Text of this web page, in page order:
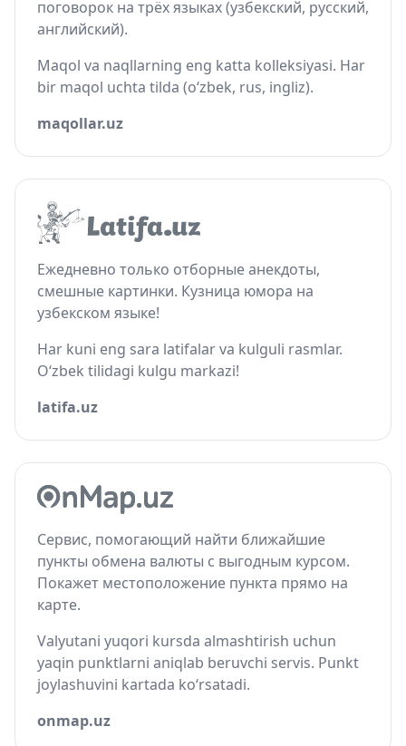
поговорок на трёх языках (узбекский, русский,
английский).
Maqol va naqllarning eng katta kolleksiyasi. Har
bir maqol uchta tilda (o‘zbek, rus, ingliz).
maqollar.uz
Ежедневно только отборные анекдоты,
смешные картинки. Кузница юмора на
узбекском языке!
Har kuni eng sara latifalar va kulguli rasmlar.
O‘zbek tilidagi kulgu markazi!
latifa.uz
Сервис, помогающий найти ближайшие
пункты обмена валюты с выгодным курсом.
Покажет местоположение пункта прямо на
карте.
Valyutani yuqori kursda almashtirish uchun
yaqin punktlarni aniqlab beruvchi servis. Punkt
joylashuvini kartada ko‘rsatadi.
onmap.uz